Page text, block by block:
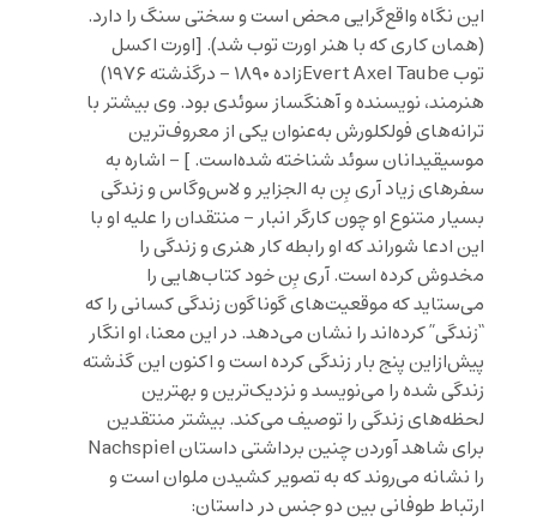
این نگاه واقع‌گرایی محض است و سختی سنگ را دارد.
(همان کاری که با هنر اورت توب شد). [اورت اکسل
توب Evert Axel Taubeزاده ۱۸۹۰ – درگذشته ۱۹۷۶)
هنرمند، نویسنده و آهنگساز سوئدی بود. وی بیشتر با
ترانه‌های فولکلورش به‌عنوان یکی از معروف‌ترین
موسیقیدانان سوئد شناخته شده‌است. ] – اشاره به
سفرهای زیاد آری بِن به الجزایر و لاس‌وگاس و زندگی
بسیار متنوع او چون کارگر انبار – منتقدان را علیه او با
این ادعا شوراند که او رابطه کار هنری و زندگی را
مخدوش کرده است. آری بِن خود کتاب‌هایی را
می‌ستاید که موقعیت‌های گوناگون زندگی کسانی را که
“زندگی” کرده‌اند را نشان می‌دهد. در این معنا، او انگار
پیش‌ازاین پنج بار زندگی کرده است و اکنون این گذشته
زندگی شده را می‌نویسد و نزدیک‌ترین و بهترین
لحظه‌های زندگی را توصیف می‌کند. بیشتر منتقدین
برای شاهد آوردن چنین برداشتی داستان Nachspiel
را نشانه می‌روند که به تصویر کشیدن ملوان است و
ارتباط طوفانی بین دو جنس در داستان: